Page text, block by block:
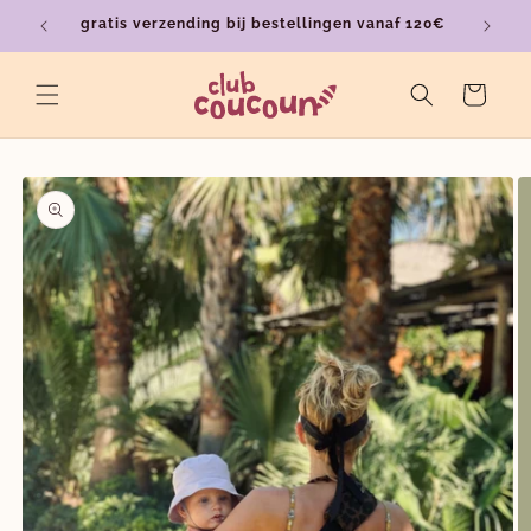
naar de
content
gratis verzending bij bestellingen vanaf 120€
Winkelwagen
direct naar